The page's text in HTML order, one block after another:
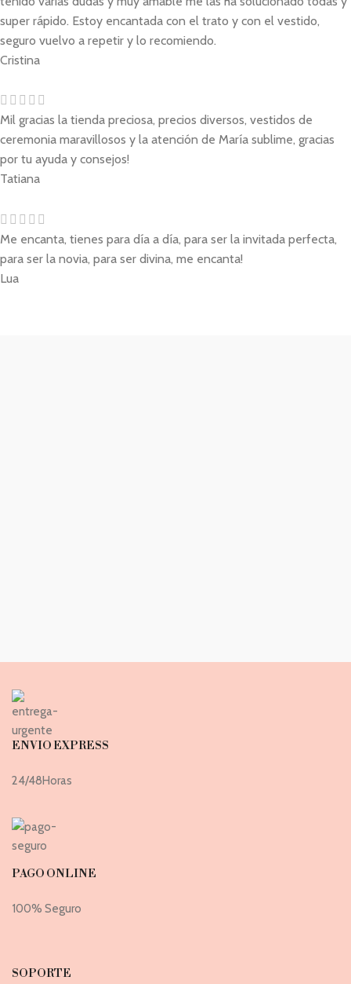
super rápido. Estoy encantada con el trato y con el vestido,
seguro vuelvo a repetir y lo recomiendo.
Cristina
Mil gracias la tienda preciosa, precios diversos, vestidos de
ceremonia maravillosos y la atención de María sublime, gracias
por tu ayuda y consejos!
Tatiana
Me encanta, tienes para día a día, para ser la invitada perfecta,
para ser la novia, para ser divina, me encanta!
Lua
ENVIO EXPRESS
24/48Horas
PAGO ONLINE
100% Seguro
SOPORTE